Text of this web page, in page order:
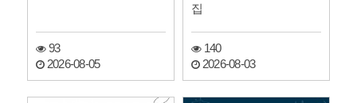
93
2026-08-05
집
140
2026-08-03